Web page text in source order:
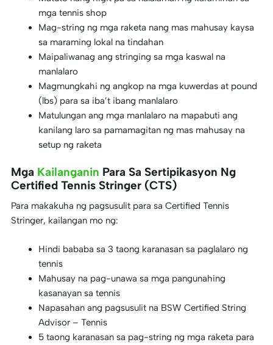
mga tennis shop
Mag-string ng mga raketa nang mas mahusay kaysa
sa maraming lokal na tindahan
Maipaliwanag ang stringing sa mga kaswal na
manlalaro
Magmungkahi ng angkop na mga kuwerdas at pound
(lbs) para sa iba’t ibang manlalaro
Matulungan ang mga manlalaro na mapabuti ang
kanilang laro sa pamamagitan ng mas mahusay na
setup ng raketa
Mga Kailanganin Para Sa Sertipikasyon Ng
Certified Tennis Stringer (CTS)
Para makakuha ng pagsusulit para sa Certified Tennis
Stringer, kailangan mo ng:
Hindi bababa sa 3 taong karanasan sa paglalaro ng
tennis
Mahusay na pag-unawa sa mga pangunahing
kasanayan sa tennis
Napasahan ang pagsusulit na BSW Certified String
Advisor – Tennis
5 taong karanasan sa pag-string ng mga raketa para